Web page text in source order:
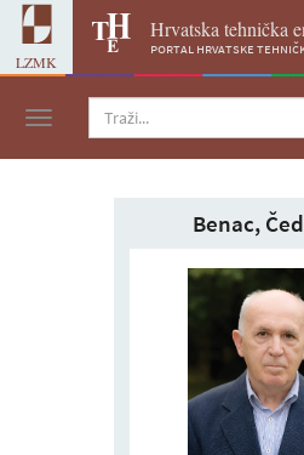
LZMK
Hrvatska tehnička
portal hrvatske
Navigacija
Benac,